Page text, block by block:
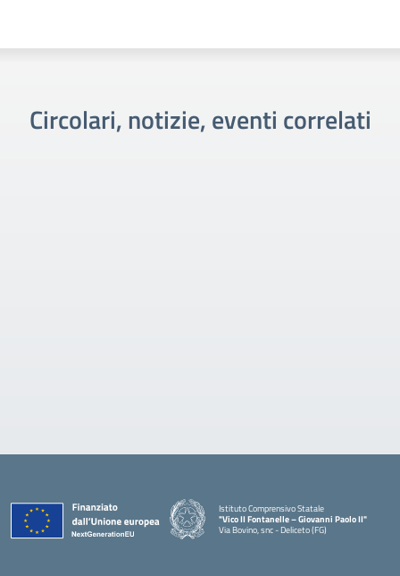
Circolari, notizie, eventi correlati
Istituto Comprensivo Statale
"Vico II Fontanelle – Giovanni Paolo II"
Via Bovino, snc - Deliceto (FG)